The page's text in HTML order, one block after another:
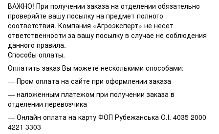
ВАЖНО! При получении заказа на отделении обязательно
проверяйте вашу посылку на предмет полного
соответствия. Компания «Агроэксперт» не несет
ответственности за вашу посылку в случае не соблюдения
данного правила.
Способы оплаты.
Оплатить заказ Вы можете несколькими способами:
— Пром оплата на сайте при оформлении заказа
— наложенным платежом при получении заказа в
отделении перевозчика
— Онлайн оплата на карту ФОП Рубежанська О.І. 4035 2000
4221 3303